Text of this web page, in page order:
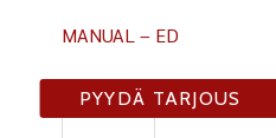
MANUAL – ED
ED220
MDC/2
PYYDÄ TARJOUS